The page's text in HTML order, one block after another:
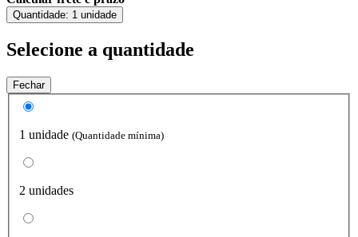
Quantidade: 1 unidade
Selecione a quantidade
Fechar
1 unidade (Quantidade mínima)
2 unidades